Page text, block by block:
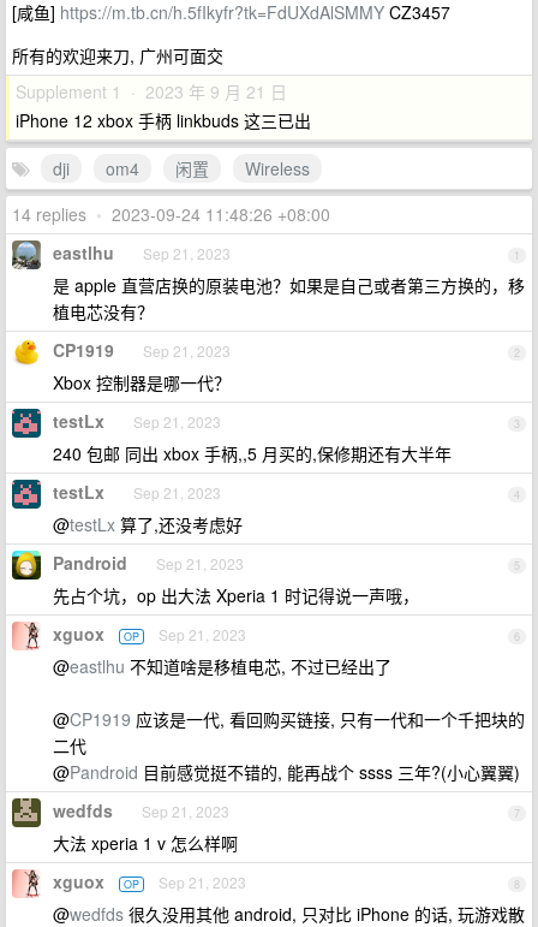
[咸鱼] https://m.tb.cn/h.5fIkyfr?tk=FdUXdAlSMMY CZ3457
所有的欢迎来刀, 广州可面交
Supplement 1 · 2023 年 9 月 21 日
iPhone 12 xbox 手柄 linkbuds 这三已出
dji
om4 闲置
Wireless
14 replies • 2023-09-24 11:48:26 +08:00
1
eastlhu Sep 21, 2023
是 apple 直营店换的原装电池？如果是自己或者第三方换的，移
植电芯没有？
2
CP1919 Sep 21, 2023
Xbox 控制器是哪一代？
3
testLx Sep 21, 2023
240 包邮 同出 xbox 手柄,,5 月买的,保修期还有大半年
4
testLx Sep 21, 2023
@testLx 算了,还没考虑好
5
Pandroid Sep 21, 2023
先占个坑，op 出大法 Xperia 1 时记得说一声哦，
6
xguox OP Sep 21, 2023
@eastlhu 不知道啥是移植电芯, 不过已经出了
@CP1919 应该是一代, 看回购买链接, 只有一代和一个千把块的
二代
@Pandroid 目前感觉挺不错的, 能再战个 ssss 三年?(小心翼翼)
7
wedfds Sep 21, 2023
大法 xperia 1 v 怎么样啊
8
xguox OP Sep 21, 2023
@wedfds 很久没用其他 android, 只对比 iPhone 的话, 玩游戏散